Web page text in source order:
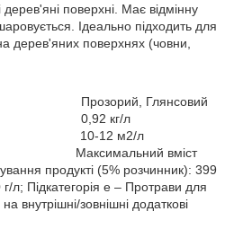
поверхні. Має відмінну
Ідеально підходить для
дерев'яних поверхнях (човни,
Прозорий, Глянсовий
0,92 кг/л
10-12 м2/л
Максимальний вміст
продукті (5% розчинник): 399
Підкатегорія e – Протрави для
внутрішні/зовнішні додаткові